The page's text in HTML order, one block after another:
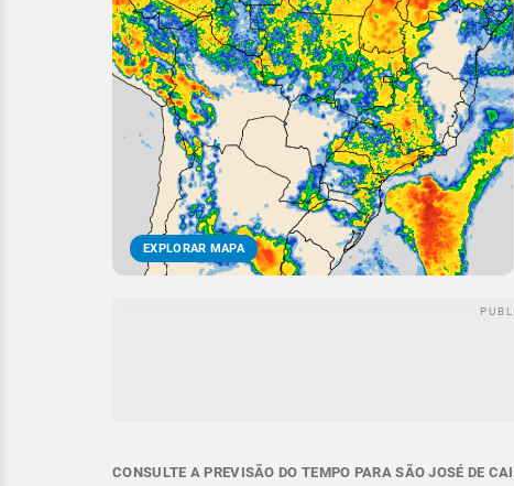
EXPLORAR MAPA
CONSULTE A PREVISÃO DO TEMPO PARA SÃO JOSÉ DE